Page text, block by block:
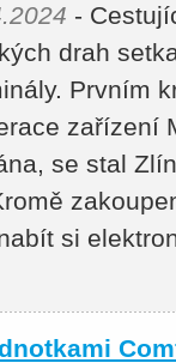
-
drah
Prvním
zařízení
se stal
si